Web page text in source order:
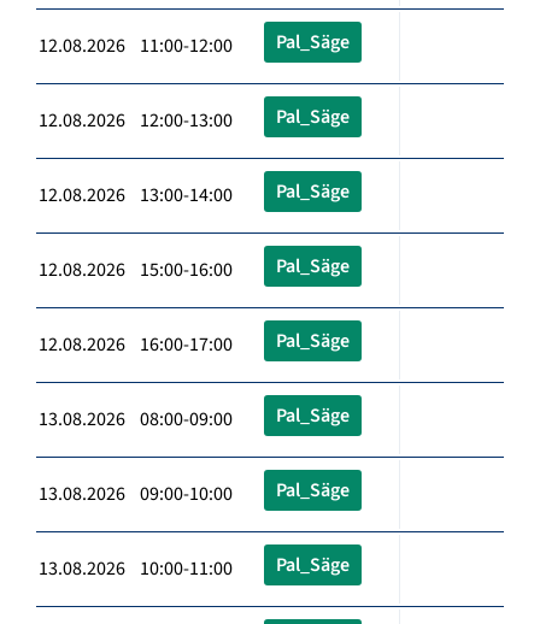
12.08.2026 11:00-12:00 Pal_Säge
12.08.2026 12:00-13:00 Pal_Säge
12.08.2026 13:00-14:00 Pal_Säge
12.08.2026 15:00-16:00 Pal_Säge
12.08.2026 16:00-17:00 Pal_Säge
13.08.2026 08:00-09:00 Pal_Säge
13.08.2026 09:00-10:00 Pal_Säge
13.08.2026 10:00-11:00 Pal_Säge